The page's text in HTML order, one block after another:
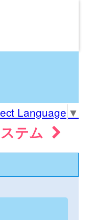
Language ▼
テム